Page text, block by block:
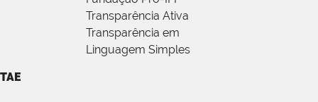
Transparência Ativa
Transparência em
Linguagem Simples